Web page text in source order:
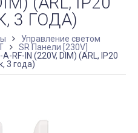
3 ГОДА)
Управление светом
SR Панели [230V]
RF-IN (220V, DIM) (ARL, IP20
3 года)